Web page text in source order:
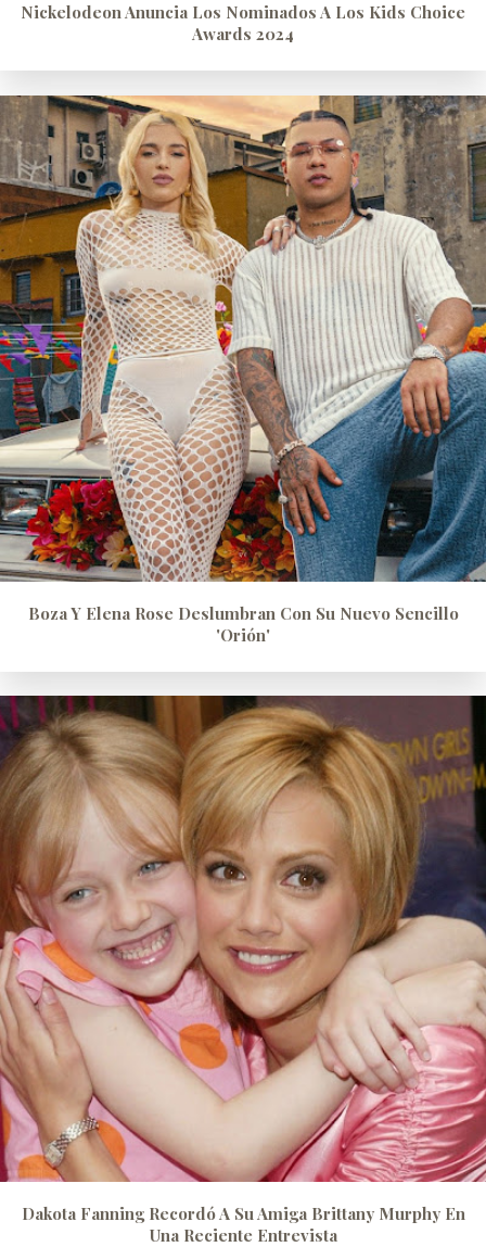
Nickelodeon Anuncia Los Nominados A Los Kids Choice
Awards 2024
Boza Y Elena Rose Deslumbran Con Su Nuevo Sencillo
'Orión'
Dakota Fanning Recordó A Su Amiga Brittany Murphy En
Una Reciente Entrevista